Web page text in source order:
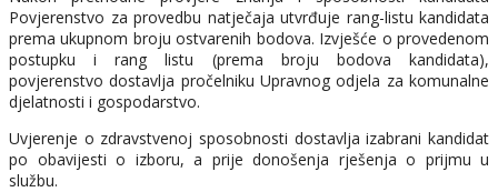
Povjerenstvo za provedbu natječaja utvrđuje rang-listu kandidata
prema ukupnom broju ostvarenih bodova. Izvješće o provedenom
postupku i rang listu (prema broju bodova kandidata),
povjerenstvo dostavlja pročelniku Upravnog odjela za komunalne
djelatnosti i gospodarstvo.
Uvjerenje o zdravstvenoj sposobnosti dostavlja izabrani kandidat
po obavijesti o izboru, a prije donošenja rješenja o prijmu u
službu.